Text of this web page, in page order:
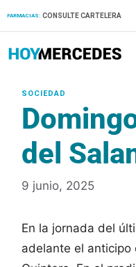
FARMACIAS: CONSULTE CARTELERA
del
9 junio, 2025
En la jornada del
adelante el anticipo